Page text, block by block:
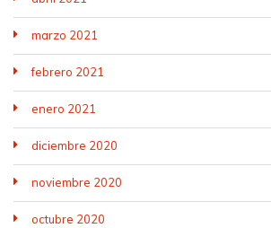
marzo 2021
febrero 2021
enero 2021
diciembre 2020
noviembre 2020
octubre 2020